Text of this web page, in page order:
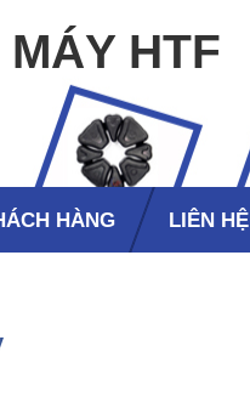
HTF
HÀNG LIÊN HỆ